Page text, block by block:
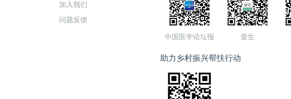
加入我们
问题反馈
中国医学论坛报 壹生
助力乡村振兴帮扶行动